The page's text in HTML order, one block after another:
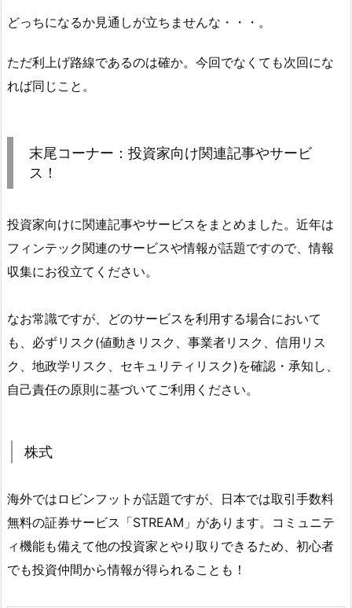
どっちになるか見通しが立ちませんな・・・。
ただ利上げ路線であるのは確か。今回でなくても次回にな
れば同じこと。
末尾コーナー：投資家向け関連記事やサービ
ス！
投資家向けに関連記事やサービスをまとめました。近年は
フィンテック関連のサービスや情報が話題ですので、情報
収集にお役立てください。
なお常識ですが、どのサービスを利用する場合において
も、必ずリスク(値動きリスク、事業者リスク、信用リス
ク、地政学リスク、セキュリティリスク)を確認・承知し、
自己責任の原則に基づいてご利用ください。
株式
海外ではロビンフットが話題ですが、日本では取引手数料
無料の証券サービス「STREAM」があります。コミュニテ
ィ機能も備えて他の投資家とやり取りできるため、初心者
でも投資仲間から情報が得られることも！